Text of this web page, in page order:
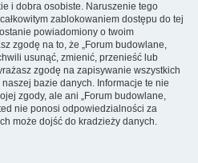
i dobra osobiste. Naruszenie tego
zablokowaniem dostępu do tej
powiadomiony o twoim
zgodę na to, że „Forum budowlane,
usunąć, zmienić, przenieść lub
zgodę na zapisywanie wszystkich
bazie danych. Informacje te nie
zgody, ale ani „Forum budowlane,
nie ponosi odpowiedzialności za
może dojść do kradzieży danych.